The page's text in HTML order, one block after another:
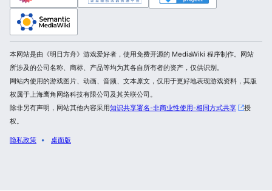
本网站是由《明日方舟》游戏爱好者，使用免费开源的 MediaWiki 程序制作。网站
所涉及的公司名称、商标、产品等均为其各自所有者的资产，仅供识别。
网站内使用的游戏图片、动画、音频、文本原文，仅用于更好地表现游戏资料，其版
权属于上海鹰角网络科技有限公司及其关联公司。
除非另有声明，网站其他内容采用知识共享署名-非商业性使用-相同方式共享
授
权。
隐私政策 桌面版